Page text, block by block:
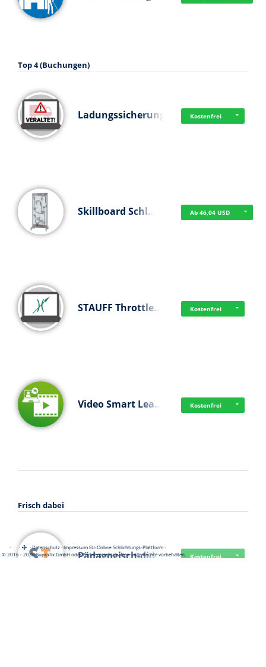
Top 4 (Buchungen)
Ladungssicherung Kostenfrei
Skillboard Schl… Ab 46,04 USD
STAUFF Throttle… Kostenfrei
Video Smart Lea… Kostenfrei
Frisch dabei
Pädagogisch-did… Kostenfrei
· · ·Datenschutz·Impressum EU-Online-Schlichtungs-Plattform·
© 2016 - 2026 SupraTix GmbH oder Partnergesellschaften - Alle Rechte vorbehalten.